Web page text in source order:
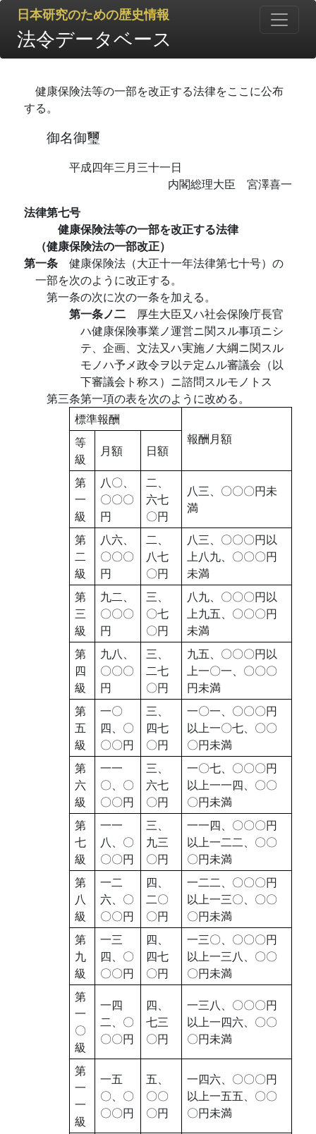
日本研究のための歴史情報
法令データベース
健康保険法等の一部を改正する法律をここに公布
する。
御名御璽
平成四年三月三十一日
内閣総理大臣 宮澤喜一
法律第七号
健康保険法等の一部を改正する法律
（健康保険法の一部改正）
第一条 健康保険法（大正十一年法律第七十号）の
一部を次のように改正する。
第一条の次に次の一条を加える。
第一条ノ二 厚生大臣又ハ社会保険庁長官
ハ健康保険事業ノ運営ニ関スル事項ニシ
テ、企画、文法又ハ実施ノ大綱ニ関スル
モノハ予メ政令ヲ以テ定ムル審議会（以
下審議会ト称ス）ニ諮問スルモノトス
第三条第一項の表を次のように改める。
標準報酬
報酬月額
等
級
月額
日額
第
一
級
八〇、
〇〇〇
円
二、
六七
〇円
八三、〇〇〇円未
満
第
二
級
八六、
〇〇〇
円
二、
八七
〇円
八三、〇〇〇円以
上八九、〇〇〇円
未満
第
三
級
九二、
〇〇〇
円
三、
〇七
〇円
八九、〇〇〇円以
上九五、〇〇〇円
未満
第
四
級
九八、
〇〇〇
円
三、
二七
〇円
九五、〇〇〇円以
上一〇一、〇〇〇
円未満
第
五
級
一〇
四、〇
〇〇円
三、
四七
〇円
一〇一、〇〇〇円
以上一〇七、〇〇
〇円未満
第
六
級
一一
〇、〇
〇〇円
三、
六七
〇円
一〇七、〇〇〇円
以上一一四、〇〇
〇円未満
第
七
級
一一
八、〇
〇〇円
三、
九三
〇円
一一四、〇〇〇円
以上一二二、〇〇
〇円未満
第
八
級
一二
六、〇
〇〇円
四、
二〇
〇円
一二二、〇〇〇円
以上一三〇、〇〇
〇円未満
第
九
級
一三
四、〇
〇〇円
四、
四七
〇円
一三〇、〇〇〇円
以上一三八、〇〇
〇円未満
第
一
〇
級
一四
二、〇
〇〇円
四、
七三
〇円
一三八、〇〇〇円
以上一四六、〇〇
〇円未満
第
一
一
級
一五
〇、〇
〇〇円
五、
〇〇
〇円
一四六、〇〇〇円
以上一五五、〇〇
〇円未満